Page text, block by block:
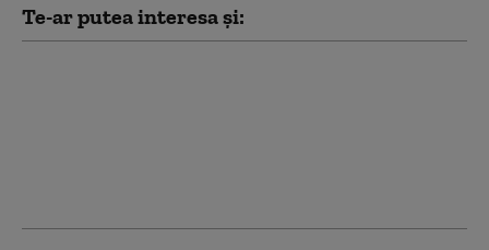
Te-ar putea interesa și: